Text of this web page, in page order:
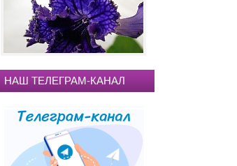
НАШ ТЕЛЕГРАМ-КАНАЛ